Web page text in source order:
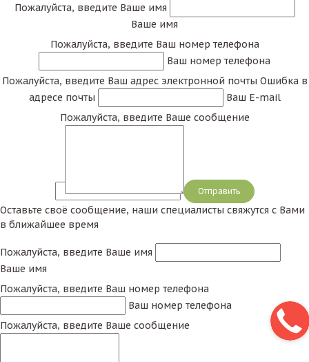
Пожалуйста, введите Ваше имя
Ваше имя
Пожалуйста, введите Ваш номер телефона
Ваш номер телефона
Пожалуйста, введите Ваш адрес электронной почты Ошибка в
адресе почты
Ваш E-mail
Пожалуйста, введите Ваше сообщение
Сообщение
Оставьте своё сообщение, наши специалисты свяжутся с Вами
в ближайшее время
Пожалуйста, введите Ваше имя
Ваше имя
Пожалуйста, введите Ваш номер телефона
Ваш номер телефона
Пожалуйста, введите Ваше сообщение